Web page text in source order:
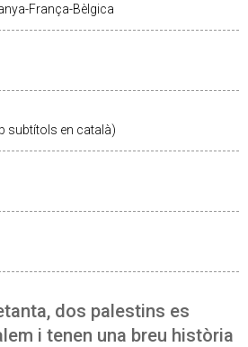
França-Bèlgica
subtítols en català)
dos palestins es
i tenen una breu història